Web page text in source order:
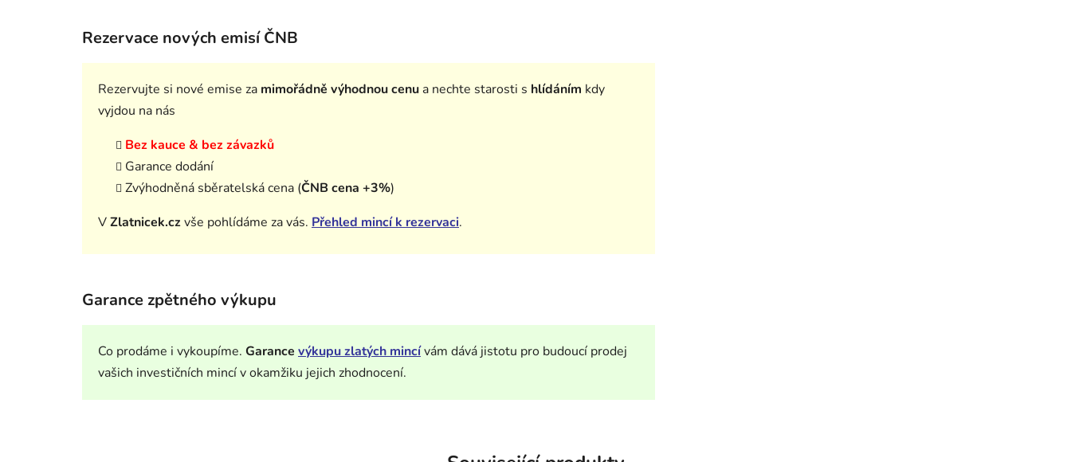
Rezervace nových emisí ČNB
Rezervujte si nové emise za mimořádně výhodnou cenu a nechte starosti s hlídáním kdy
vyjdou na nás
Bez kauce & bez závazků
Garance dodání
Zvýhodněná sběratelská cena (ČNB cena +3%)
VZlatnicek.czvše pohlídáme za vás. Přehled mincí k rezervaci.
Garance zpětného výkupu
Co prodáme i vykoupíme. Garance výkupu zlatých mincívám dává jistotu pro budoucí prodej
vašich investičních mincí v okamžiku jejich zhodnocení.